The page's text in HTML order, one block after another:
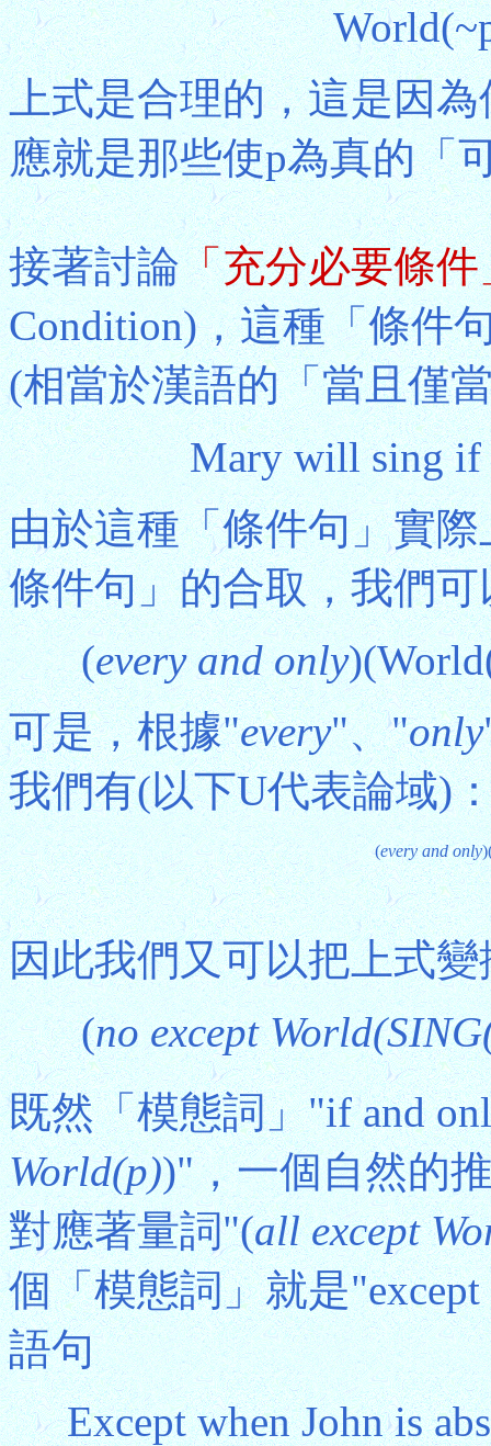
上式是合理的，這是因
應就是那些使p為真的「
接著討論「充分必要條件
Condition)，這種「條件
(相當於漢語的「當且僅
Mary will sing if
由於這種「條件句」實
條件句」的合取，我們
(every and only
可是，根據"every"、"only
我們有(以下U代表論域)
(every and only
因此我們又可以把上式變
(no except
既然「模態詞」"if and
World(p))"，一個自然的
對應著量詞"(all except
個「模態詞」就是
語句
Except when John is